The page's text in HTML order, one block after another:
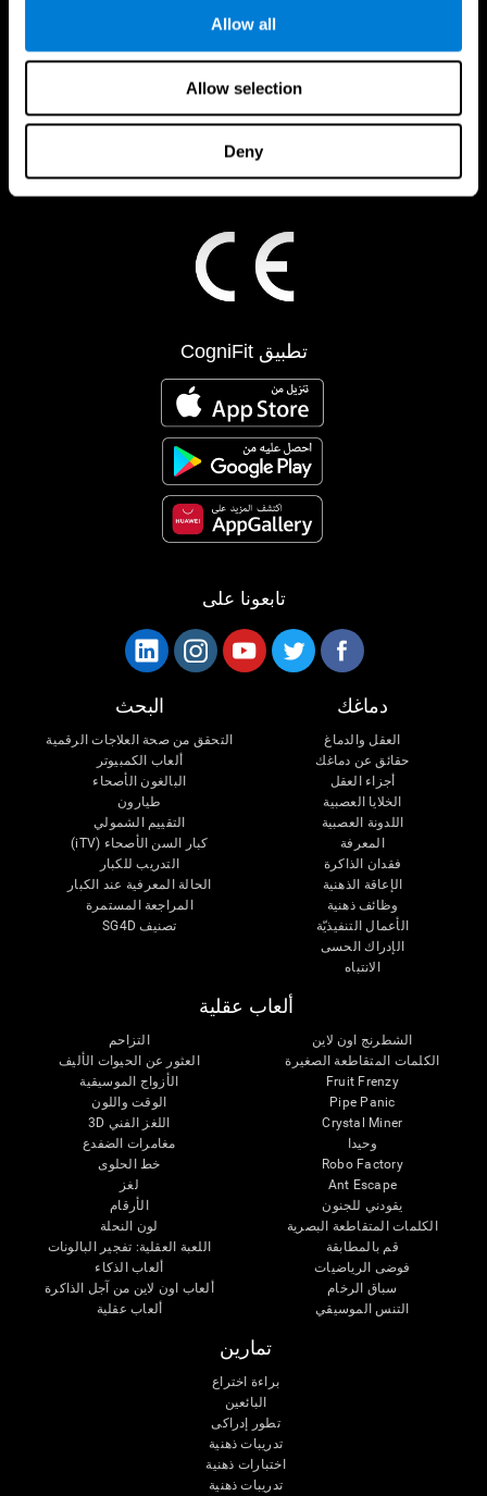
Allow all
Allow selection
Deny
تطبيق CogniFit
تابعونا على
دماغك
العقل والدماغ
حقائق عن دماغك
أجزاء العقل
الخلايا العصبية
اللدونة العصبية
المعرفة
فقدان الذاكرة
الإعاقة الذهنية
وظائف ذهنية
الأعمال التنفيذيّة
الإدراك الحسى
الانتباه
البحث
التحقق من صحة العلاجات الرقمية
ألعاب الكمبيوتر
البالغون الأصحاء
طيارون
التقييم الشمولي
كبار السن الأصحاء (iTV)
التدريب للكبار
الحالة المعرفية عند الكبار
المراجعة المستمرة
تصنيف SG4D
ألعاب عقلية
الشطرنج اون لاين
الكلمات المتقاطعة الصغيرة
Fruit Frenzy
Pipe Panic
Crystal Miner
وحيدا
Robo Factory
Ant Escape
يقودني للجنون
الكلمات المتقاطعة البصرية
قم بالمطابقة
فوضى الرياضيات
سباق الرخام
التنس الموسيقي
التزاحم
العثور عن الحيوات الأليف
الأزواج الموسيقية
الوقت واللون
اللغز الفني 3D
مغامرات الضفدع
خط الحلوى
لغز
الأرقام
لون النحلة
اللعبة العقلية: تفجير البالونات
ألعاب الذكاء
ألعاب اون لاين من آجل الذاكرة
ألعاب عقلية
تمارين
براءة اختراع
البائعين
تطور إدراكى
تدريبات ذهنية
اختبارات ذهنية
تدريبات ذهنية